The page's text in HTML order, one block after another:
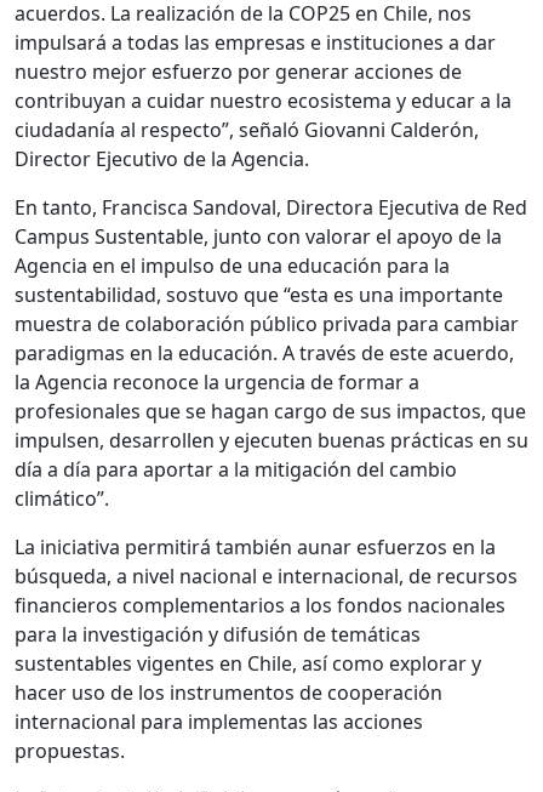
acuerdos. La realización de la COP25 en Chile, nos
impulsará a todas las empresas e instituciones a dar
nuestro mejor esfuerzo por generar acciones de
contribuyan a cuidar nuestro ecosistema y educar a la
ciudadanía al respecto”, señaló Giovanni Calderón,
Director Ejecutivo de la Agencia.
En tanto, Francisca Sandoval, Directora Ejecutiva de Red
Campus Sustentable, junto con valorar el apoyo de la
Agencia en el impulso de una educación para la
sustentabilidad, sostuvo que “esta es una importante
muestra de colaboración público privada para cambiar
paradigmas en la educación. A través de este acuerdo,
la Agencia reconoce la urgencia de formar a
profesionales que se hagan cargo de sus impactos, que
impulsen, desarrollen y ejecuten buenas prácticas en su
día a día para aportar a la mitigación del cambio
climático”.
La iniciativa permitirá también aunar esfuerzos en la
búsqueda, a nivel nacional e internacional, de recursos
financieros complementarios a los fondos nacionales
para la investigación y difusión de temáticas
sustentables vigentes en Chile, así como explorar y
hacer uso de los instrumentos de cooperación
internacional para implementas las acciones
propuestas.